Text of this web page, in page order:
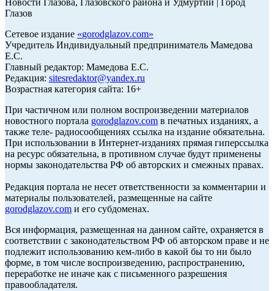
Новости Глазова, Глазовского района и Удмуртии | Город
Глазов
Сетевое издание «gorodglazov.com»
Учредитель Индивидуальный предприниматель Мамедова
Е.С.
Главный редактор: Мамедова Е.С.
Редакция: sitesredaktor@yandex.ru
Возрастная категория сайта: 16+
При частичном или полном воспроизведении материалов
новостного портала gorodglazov.com в печатных изданиях, а
также теле- радиосообщениях ссылка на издание обязательна.
При использовании в Интернет-изданиях прямая гиперссылка
на ресурс обязательна, в противном случае будут применены
нормы законодательства РФ об авторских и смежных правах.
Редакция портала не несет ответственности за комментарии и
материалы пользователей, размещенные на сайте
gorodglazov.com и его субдоменах.
Вся информация, размещенная на данном сайте, охраняется в
соответствии с законодательством РФ об авторском праве и не
подлежит использованию кем-либо в какой бы то ни было
форме, в том числе воспроизведению, распространению,
переработке не иначе как с письменного разрешения
правообладателя.